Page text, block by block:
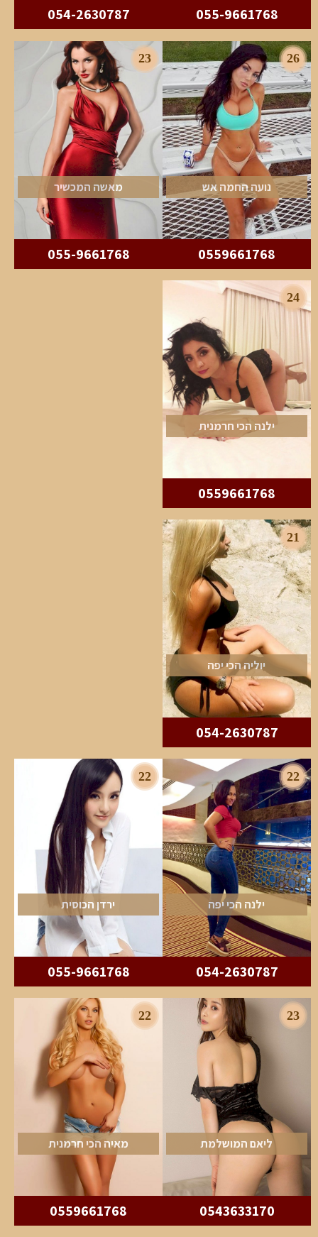
055-9661768
054-2630787
26
נועה החמה אש
0559661768
23
מאשה המכשיר
055-9661768
24
ילנה הכי חרמנית
0559661768
21
יוליה הכי יפה
054-2630787
22
ילנה הכי יפה
054-2630787
22
ירדן הכוסית
055-9661768
23
ליאם המושלמת
0543633170
22
מאיה הכי חרמנית
0559661768